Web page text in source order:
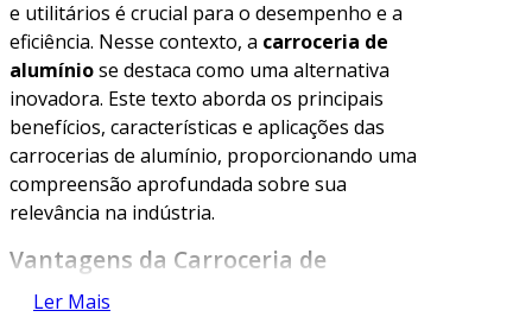
e utilitários é crucial para o desempenho e a
eficiência. Nesse contexto, a carroceria de
alumíniose destaca como uma alternativa
inovadora. Este texto aborda os principais
benefícios, características e aplicações das
carrocerias de alumínio, proporcionando uma
compreensão aprofundada sobre sua
relevância na indústria.
Vantagens da Carroceria de
Alumínio
Ler Mais